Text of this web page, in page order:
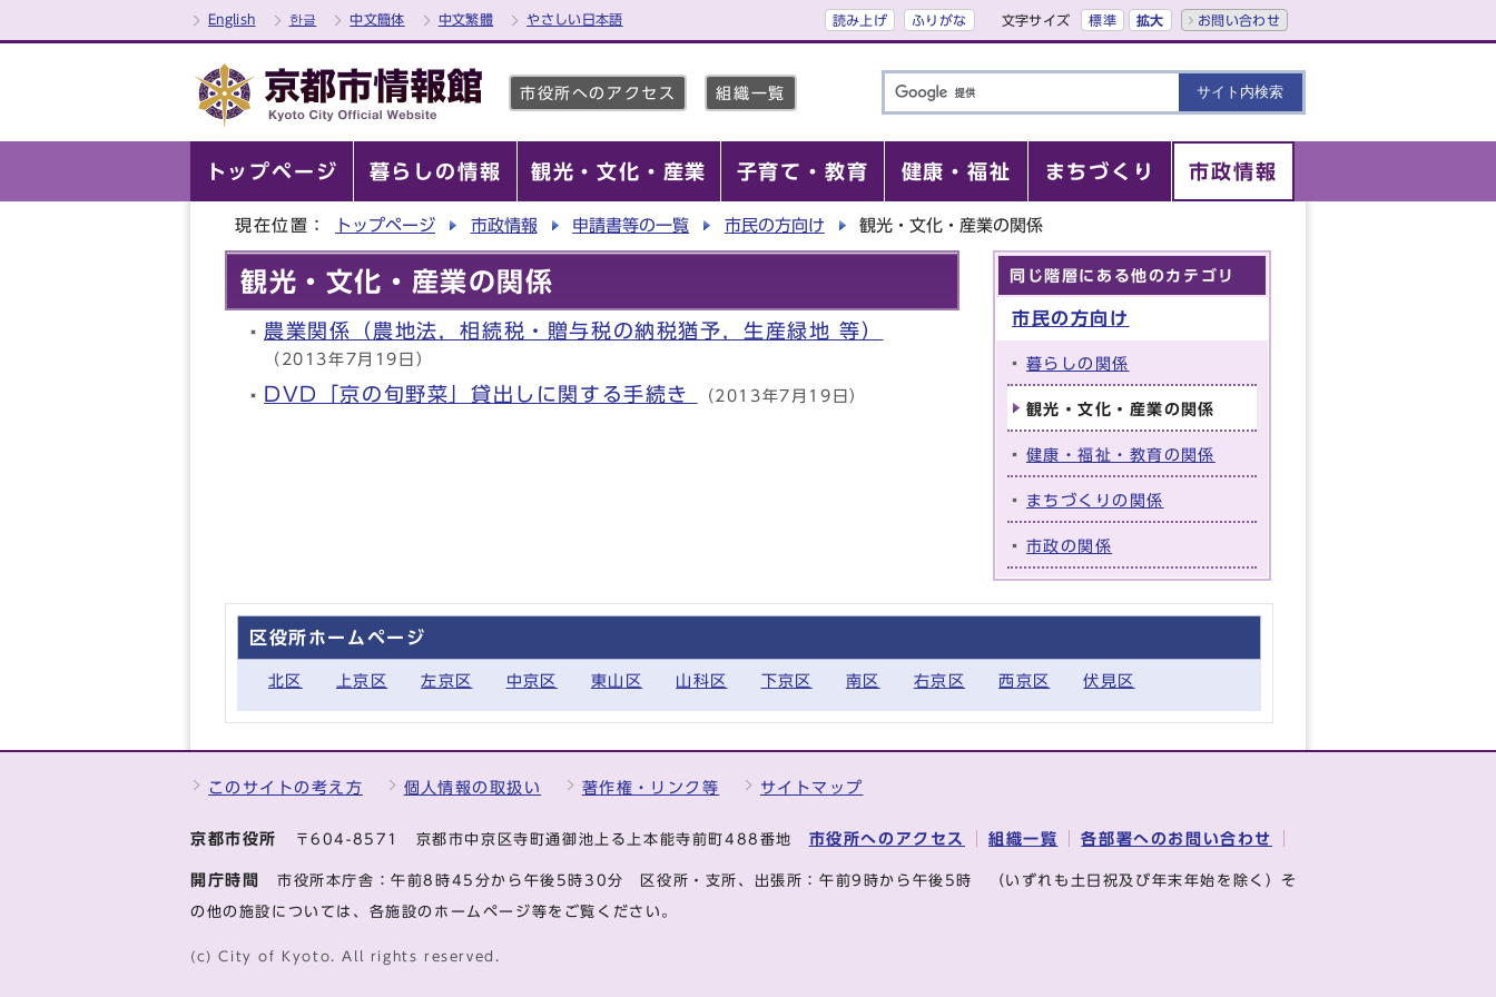
English 한글 中文簡体 中文繁體 やさしい日本語 読み上げ ふりがな 文字サイズ 標準 拡大 お問い合わせ
市役所へのアクセス 組織一覧
トップページ 暮らしの情報 観光・文化・産業 子育て・教育 健康・福祉 まちづくり 市政情報
現在位置： トップページ 市政情報 申請書等の一覧 市民の方向け 観光・文化・産業の関係
観光・文化・産業の関係
農業関係（農地法，相続税・贈与税の納税猶予，生産緑地 等）
（2013年7月19日）
DVD「京の旬野菜」貸出しに関する手続き （2013年7月19日）
同じ階層にある他のカテゴリ
市民の方向け
暮らしの関係
観光・文化・産業の関係
健康・福祉・教育の関係
まちづくりの関係
市政の関係
区役所ホームページ
北区 上京区 左京区 中京区 東山区 山科区 下京区 南区 右京区 西京区 伏見区
このサイトの考え方 個人情報の取扱い 著作権・リンク等 サイトマップ
京都市役所 〒604-8571 京都市中京区寺町通御池上る上本能寺前町488番地 市役所へのアクセス 組織一覧 各部署へのお問い合わせ
開庁時間 市役所本庁舎：午前8時45分から午後5時30分 区役所・支所、出張所：午前9時から午後5時 （いずれも土日祝及び年末年始を除く）そ
の他の施設については、各施設のホームページ等をご覧ください。
(c) City of Kyoto. All rights reserved.